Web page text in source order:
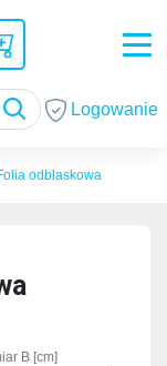
Logowanie
odblaskowa
B [cm]